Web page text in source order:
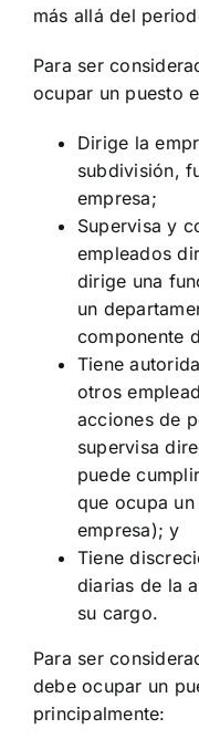
más allá del
Para ser
ocupar un puesto
Dirige la
subdivisión,
empresa;
Supervisa y
empleados
dirige una
un
componente
Tiene
otros
acciones de
supervisa
puede
que ocupa
empresa); y
Tiene
diarias de la
su cargo.
Para ser
debe ocupar un
principalmente: